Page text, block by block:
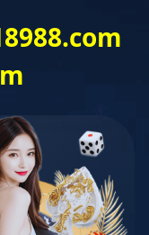
海科 产品中心